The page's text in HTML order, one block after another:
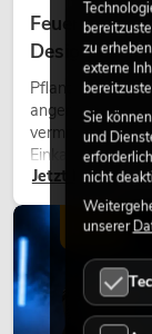
Design
Pflanzen
angenehme
vermitteln
eine
modernen
Jetzt lesen
LICHT
zu
externe
Sie
und
nicht
unserer